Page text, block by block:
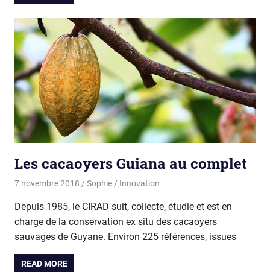
Les cacaoyers Guiana au complet
7 novembre 2018 Sophie Innovation
Depuis 1985, le CIRAD suit, collecte, étudie et est en
charge de la conservation ex situ des cacaoyers
sauvages de Guyane. Environ 225 références, issues
READ MORE